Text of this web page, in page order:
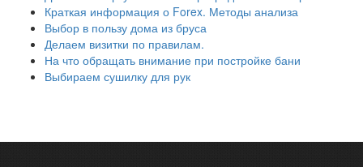
Краткая информация о Forex. Методы анализа
Выбор в пользу дома из бруса
Делаем визитки по правилам.
На что обращать внимание при постройке бани
Выбираем сушилку для рук